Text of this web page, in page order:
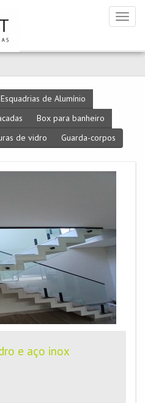
Esquadrias de Alumí­nio
Box para banheiro
de vidro Guarda-corpos
e aço inox